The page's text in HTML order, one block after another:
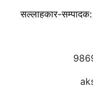
सल्लाहकार-सम्पादक: